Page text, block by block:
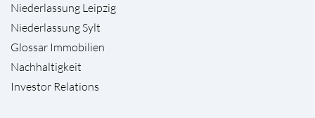
Niederlassung Leipzig
Niederlassung Sylt
Glossar Immobilien
Nachhaltigkeit
Investor Relations